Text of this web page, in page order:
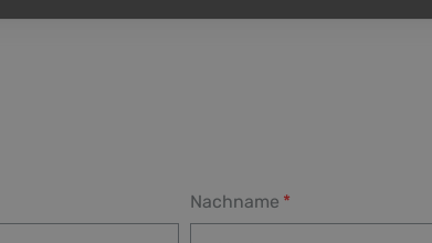
Nachname